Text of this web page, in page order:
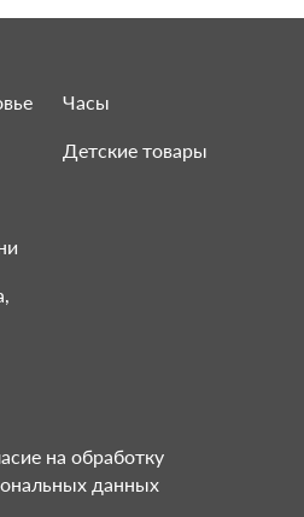
Часы
Детские товары
на обработку
данных